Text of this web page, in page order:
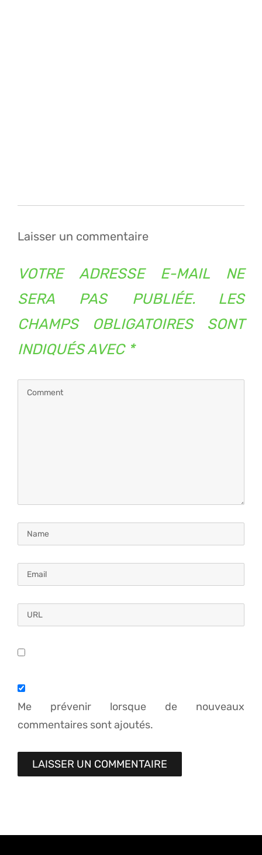
Laisser un commentaire
VOTRE ADRESSE E-MAIL NE
SERA PAS PUBLIÉE.
LES
CHAMPS OBLIGATOIRES SONT
INDIQUÉS AVEC *
Me prévenir lorsque de nouveaux
commentaires sont ajoutés.